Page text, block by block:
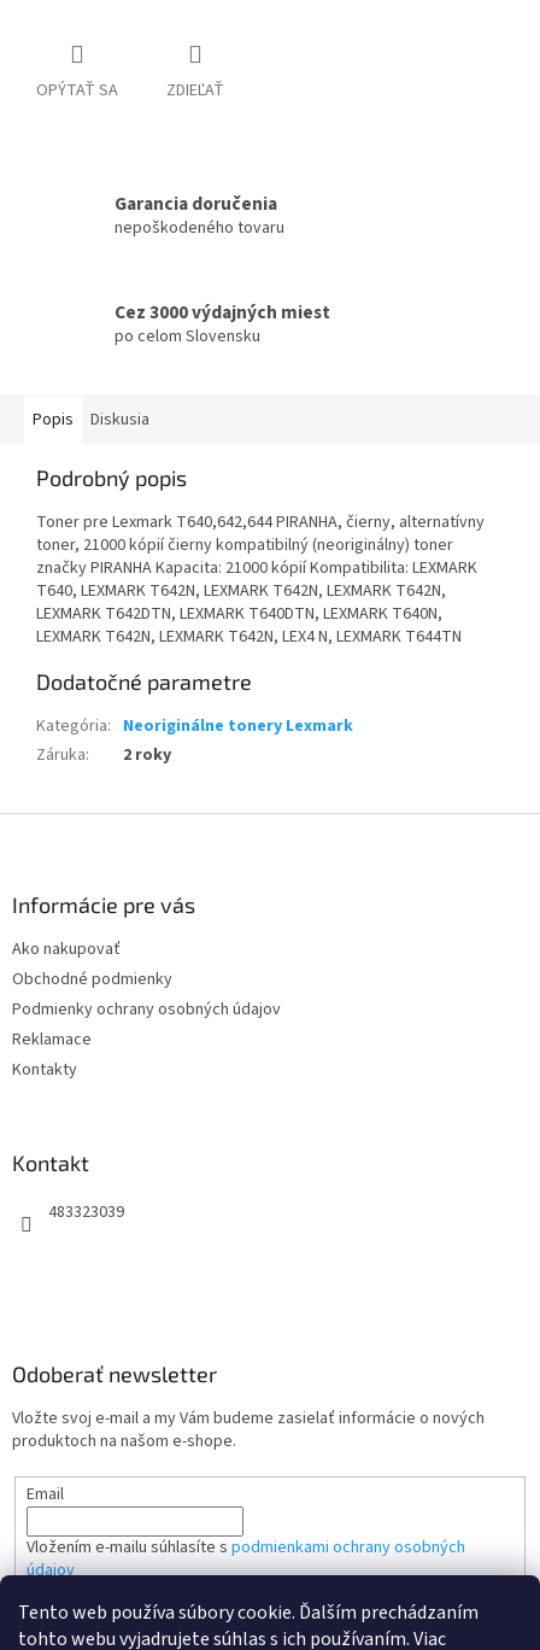
Tento web používa súbory cookie. Ďalším prechádzaním
tohto webu vyjadrujete súhlas s ich používaním. Viac
OPÝTAŤ SA ZDIEĽAŤ
Garancia doručenia
nepoškodeného tovaru
Cez 3000 výdajných miest
po celom Slovensku
Popis Diskusia
Podrobný popis
Toner pre Lexmark T640,642,644 PIRANHA, čierny, alternatívny
toner, 21000 kópií čierny kompatibilný (neoriginálny) toner
značky PIRANHA Kapacita: 21000 kópií Kompatibilita: LEXMARK
T640, LEXMARK T642N, LEXMARK T642N, LEXMARK T642N,
LEXMARK T642DTN, LEXMARK T640DTN, LEXMARK T640N,
LEXMARK T642N, LEXMARK T642N, LEX4 N, LEXMARK T644TN
Dodatočné parametre
Kategória: Neoriginálne tonery Lexmark
Záruka: 2 roky
Informácie pre vás
Ako nakupovať
Obchodné podmienky
Podmienky ochrany osobných údajov
Reklamace
Kontakty
Kontakt
483323039
Odoberať newsletter
Vložte svoj e-mail a my Vám budeme zasielať informácie o nových
produktoch na našom e-shope.
Email
Vložením e-mailu súhlasíte s podmienkami ochrany osobných
údajov
PRIHLÁSIŤ SA